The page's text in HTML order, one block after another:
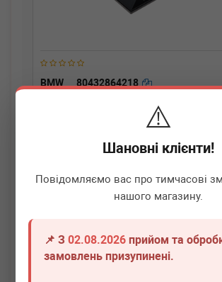
⚠️
Шановні клієнти!
Повідомляємо вас про тимчасові
нашого магазину.
📌 З02.08.2026 прийом та
замовлень призупинені.
BMW 80432864218
Докладніше